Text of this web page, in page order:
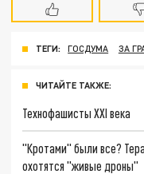
ТЕГИ: ГОСДУМА ЗА
ЧИТАЙТЕ ТАКЖЕ:
Технофашисты XXI века
"Кротами" были все?
охотятся "живые дроны"